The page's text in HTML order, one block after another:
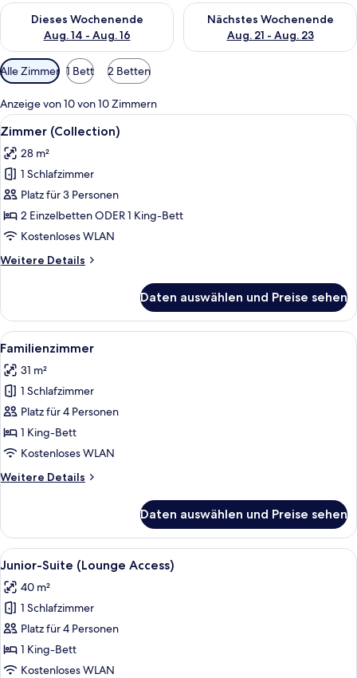
Dieses Wochenende
Aug. 14 - Aug. 16
Überprüfe die Verfügbarkeit für dieses Wochenende, Aug. 14
Nächstes Wochenende
Aug. 21 - Aug. 23
Überprüfe die Verfügbarkeit
Verfügbare
Filter
für
Zimmer
Alle Zimmer 1 Bett 2 Betten
Anzeige von 10 von 10 Zimmern
Alle
Fotos
für
Zimmer
(Collection)
anzeigen
Ein Hotelzimmer mit zwei Betten,
11
Zimmer (Collection)
28 m²
1 Schlafzimmer
Platz für 3 Personen
2 Einzelbetten ODER 1 King-Bett
Kostenloses WLAN
Weitere Details
Weitere
(Collection)
Daten auswählen und Preise sehen
Alle
Fotos
für
Familienzimmer
anzeigen
Ein Hotelzimmer mit einem großen
10
Familienzimmer
31 m²
1 Schlafzimmer
Platz für 4 Personen
1 King-Bett
Kostenloses WLAN
Weitere Details
Weitere
Daten auswählen und Preise sehen
Alle
Fotos
für
Junior-
Suite
(Lounge
Access)
Ein modernes Hotelzimmer mit
11
Junior-Suite (Lounge Access)
40 m²
1 Schlafzimmer
Platz für 4 Personen
1 King-Bett
Kostenloses WLAN